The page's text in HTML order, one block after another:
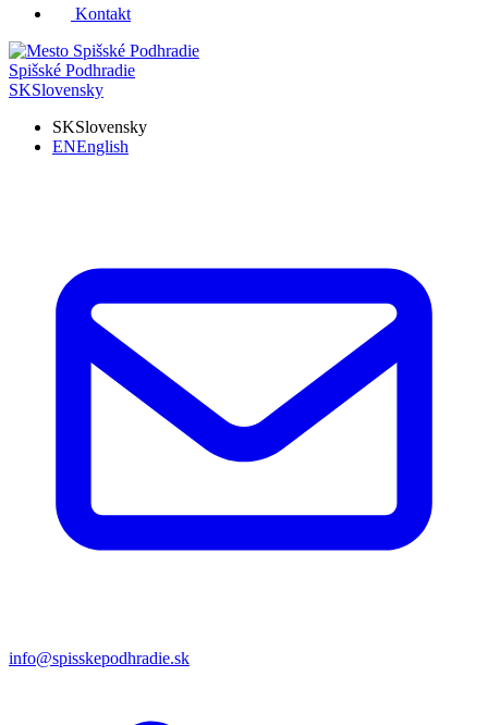
Kontakt
Spišské Podhradie
SKSlovensky
SKSlovensky
ENEnglish
info@spisskepodhradie.sk